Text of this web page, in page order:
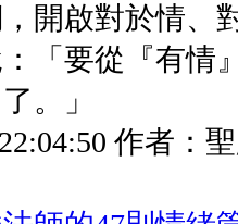
開啟對於情、
「要從『有情
。」
作者：